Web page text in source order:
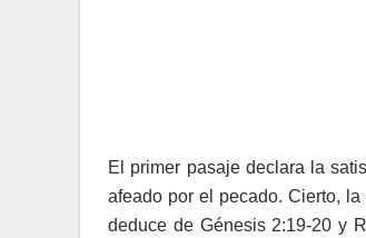
El primer pasaje declara la
afeado por el pecado. Cierto,
deduce de Génesis 2:19-20 y